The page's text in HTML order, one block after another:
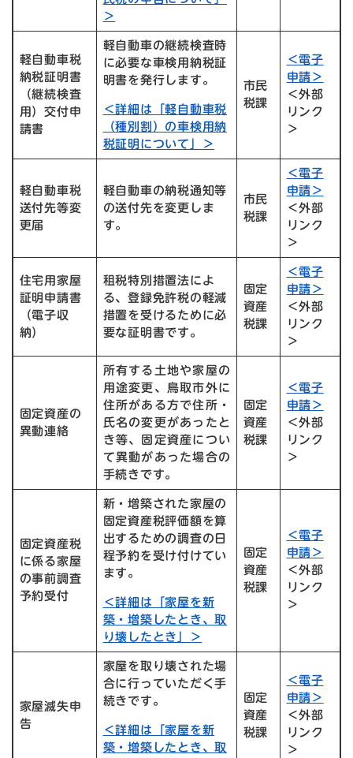
＞
軽自動車税
納税証明書
（継続検査
用）交付申
請書
軽自動車の継続検査時
に必要な車検用納税証
明書を発行します。
＜詳細は「軽自動車税
（種別割）の車検用納
税証明について」＞
市民
税課
＜電子
申請＞
＜外部
リンク
＞
軽自動車税
送付先等変
更届
軽自動車の納税通知等
の送付先を変更しま
す。
市民
税課
＜電子
申請＞
＜外部
リンク
＞
住宅用家屋
証明申請書
（電子収
納）
租税特別措置法によ
る、登録免許税の軽減
措置を受けるために必
要な証明書です。
固定
資産
税課
＜電子
申請＞
＜外部
リンク
＞
固定資産の
異動連絡
所有する土地や家屋の
用途変更、鳥取市外に
住所がある方で住所・
氏名の変更があったと
き等、固定資産につい
て異動があった場合の
手続きです。
固定
資産
税課
＜電子
申請＞
＜外部
リンク
＞
固定資産税
に係る家屋
の事前調査
予約受付
新・増築された家屋の
固定資産税評価額を算
出するための調査の日
程予約を受け付けてい
ます。
＜詳細は「家屋を新
築・増築したとき、取
り壊したとき」＞
固定
資産
税課
＜電子
申請＞
＜外部
リンク
＞
家屋滅失申
告
家屋を取り壊された場
合に行っていただく手
続きです。
＜詳細は「家屋を新
築・増築したとき、取
固定
資産
税課
＜電子
申請＞
＜外部
リンク
＞